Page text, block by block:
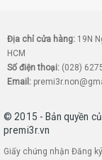
Địa chỉ cửa hàng: 19N
HCM
Số điện thoại: (028)
Email:
© 2015 - Bản quyền
premi3r.vn
Giấy chứng nhận Đăng